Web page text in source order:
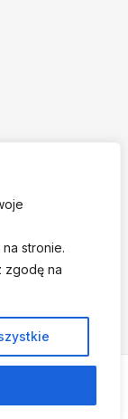
stronie.
zgodę na
nordmind.pl